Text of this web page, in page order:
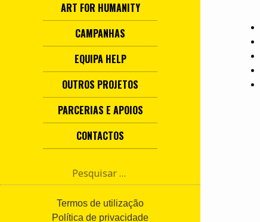
ART FOR HUMANITY
CAMPANHAS
EQUIPA HELP
OUTROS PROJETOS
PARCERIAS E APOIOS
CONTACTOS
s
Termos de utilização
Política de privacidade